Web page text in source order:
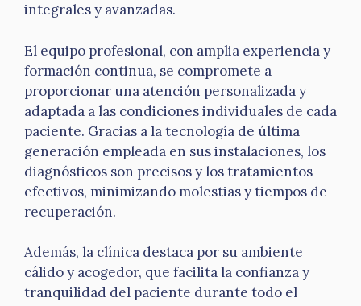
integrales y avanzadas.
El equipo profesional, con amplia experiencia y
formación continua, se compromete a
proporcionar una atención personalizada y
adaptada a las condiciones individuales de cada
paciente. Gracias a la tecnología de última
generación empleada en sus instalaciones, los
diagnósticos son precisos y los tratamientos
efectivos, minimizando molestias y tiempos de
recuperación.
Además, la clínica destaca por su ambiente
cálido y acogedor, que facilita la confianza y
tranquilidad del paciente durante todo el